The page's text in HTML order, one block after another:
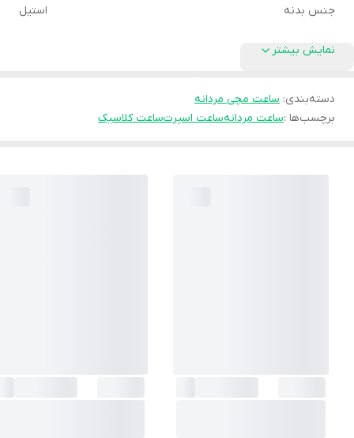
جنس بدنه استیل
نمایش بیشتر
دسته‌بندی: ساعت مچی مردانه
برچسب‌ها :ساعت مردانهساعت اسپرتساعت کلاسیک